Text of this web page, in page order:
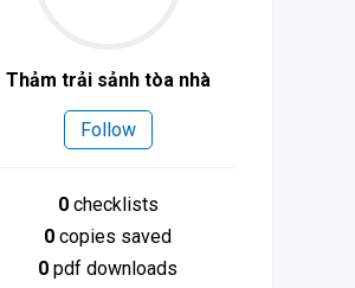
Thảm trải sảnh tòa nhà
Follow
0checklists
0 copies saved
0 pdf downloads